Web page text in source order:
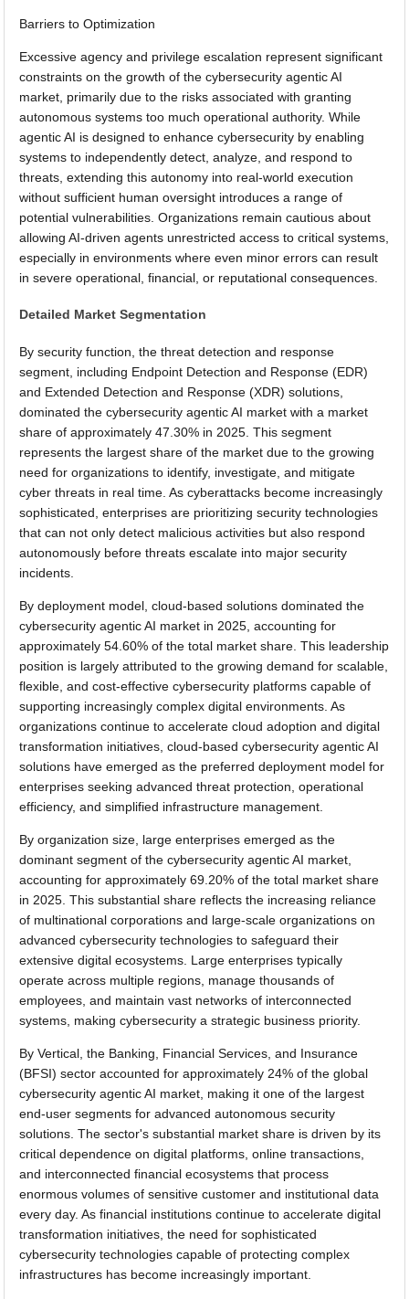
Barriers to Optimization
Excessive agency and privilege escalation represent significant
constraints on the growth of the cybersecurity agentic AI
market, primarily due to the risks associated with granting
autonomous systems too much operational authority. While
agentic AI is designed to enhance cybersecurity by enabling
systems to independently detect, analyze, and respond to
threats, extending this autonomy into real-world execution
without sufficient human oversight introduces a range of
potential vulnerabilities. Organizations remain cautious about
allowing AI-driven agents unrestricted access to critical systems,
especially in environments where even minor errors can result
in severe operational, financial, or reputational consequences.
Detailed Market Segmentation
By security function, the threat detection and response
segment, including Endpoint Detection and Response (EDR)
and Extended Detection and Response (XDR) solutions,
dominated the cybersecurity agentic AI market with a market
share of approximately 47.30% in 2025. This segment
represents the largest share of the market due to the growing
need for organizations to identify, investigate, and mitigate
cyber threats in real time. As cyberattacks become increasingly
sophisticated, enterprises are prioritizing security technologies
that can not only detect malicious activities but also respond
autonomously before threats escalate into major security
incidents.
By deployment model, cloud-based solutions dominated the
cybersecurity agentic AI market in 2025, accounting for
approximately 54.60% of the total market share. This leadership
position is largely attributed to the growing demand for scalable,
flexible, and cost-effective cybersecurity platforms capable of
supporting increasingly complex digital environments. As
organizations continue to accelerate cloud adoption and digital
transformation initiatives, cloud-based cybersecurity agentic AI
solutions have emerged as the preferred deployment model for
enterprises seeking advanced threat protection, operational
efficiency, and simplified infrastructure management.
By organization size, large enterprises emerged as the
dominant segment of the cybersecurity agentic AI market,
accounting for approximately 69.20% of the total market share
in 2025. This substantial share reflects the increasing reliance
of multinational corporations and large-scale organizations on
advanced cybersecurity technologies to safeguard their
extensive digital ecosystems. Large enterprises typically
operate across multiple regions, manage thousands of
employees, and maintain vast networks of interconnected
systems, making cybersecurity a strategic business priority.
By Vertical, the Banking, Financial Services, and Insurance
(BFSI) sector accounted for approximately 24% of the global
cybersecurity agentic AI market, making it one of the largest
end-user segments for advanced autonomous security
solutions. The sector's substantial market share is driven by its
critical dependence on digital platforms, online transactions,
and interconnected financial ecosystems that process
enormous volumes of sensitive customer and institutional data
every day. As financial institutions continue to accelerate digital
transformation initiatives, the need for sophisticated
cybersecurity technologies capable of protecting complex
infrastructures has become increasingly important.